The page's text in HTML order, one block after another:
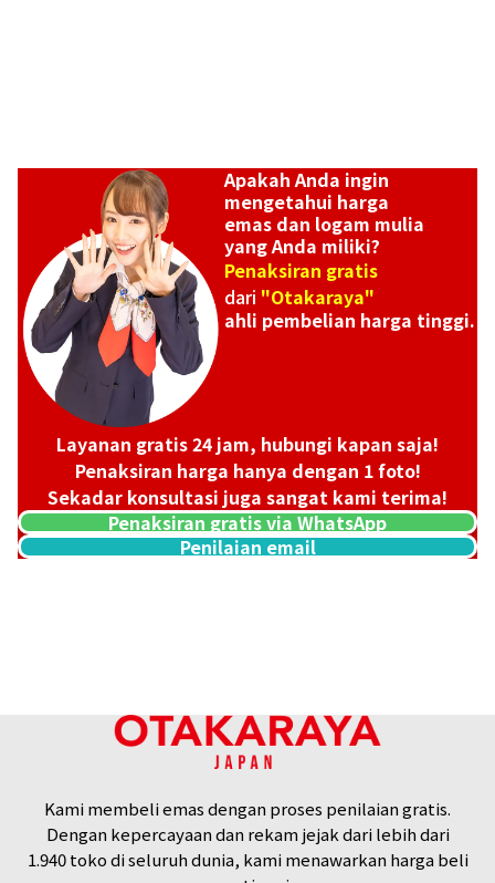
Referensi Harga Buyback
Apakah Anda ingin
mengetahui harga
emas dan logam mulia
yang Anda miliki?
Penaksiran gratis
dari "Otakaraya"
ahli pembelian harga tinggi.
Layanan gratis 24 jam, hubungi kapan saja!
Penaksiran harga hanya dengan 1 foto!
Sekadar konsultasi juga sangat kami terima!
Penaksiran gratis via WhatsApp
Penilaian email
Kami membeli emas dengan proses penilaian gratis.
Dengan kepercayaan dan rekam jejak dari lebih dari
1.940 toko di seluruh dunia, kami menawarkan harga beli